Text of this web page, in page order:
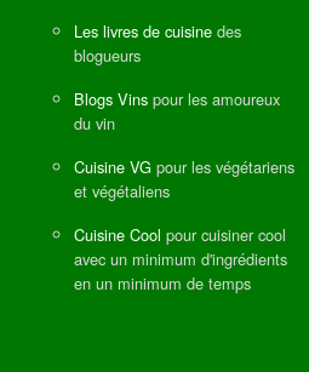
Les livres de cuisine des
blogueurs
Blogs Vins pour les amoureux
du vin
Cuisine VG pour les végétariens
et végétaliens
Cuisine Cool pour cuisiner cool
avec un minimum d'ingrédients
en un minimum de temps